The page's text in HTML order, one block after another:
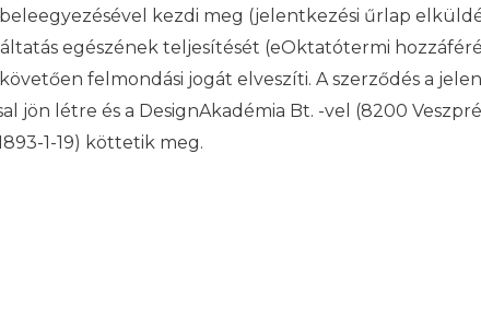
kezdi meg (jelentkezési űrlap
egészének teljesítését (eOktatótermi
felmondási jogát elveszíti. A szerződés a
jön létre és a DesignAkadémia Bt. -vel (8200
1-19) köttetik meg.